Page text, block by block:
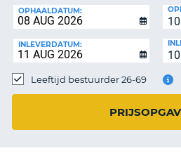
TAAL
OPHAALDATUM:
INLEVERDATUM:
Leeftijd bestuurder 26-69